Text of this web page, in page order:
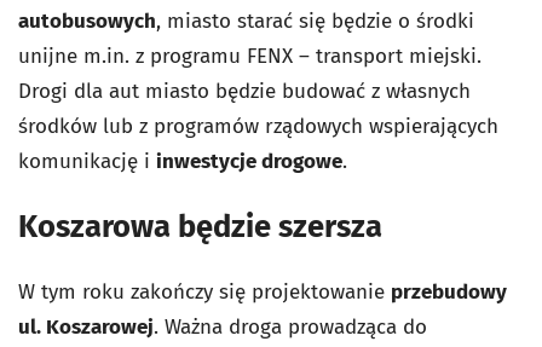
autobusowych, miasto starać się będzie o środki
unijne m.in. z programu FENX – transport miejski.
Drogi dla aut miasto będzie budować z własnych
środków lub z programów rządowych wspierających
komunikację i inwestycje drogowe.
Koszarowa będzie szersza
W tym roku zakończy się projektowanie przebudowy
ul. Koszarowej. Ważna droga prowadząca do